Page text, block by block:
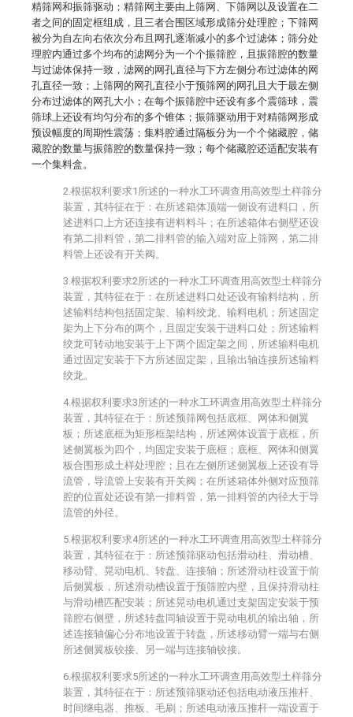
精筛网和振筛驱动；精筛网主要由上筛网、下筛网以及设置在二
者之间的固定框组成，且三者合围区域形成筛分处理腔；下筛网
被分为自左向右依次分布且网孔逐渐减小的多个过滤体；筛分处
理腔内通过多个均布的滤网分为一个个振筛腔，且振筛腔的数量
与过滤体保持一致，滤网的网孔直径与下方左侧分布过滤体的网
孔直径一致；上筛网的网孔直径小于预筛网的网孔且大于最左侧
分布过滤体的网孔大小；在每个振筛腔中还设有多个震筛球，震
筛球上还设有均匀分布的多个锥体；振筛驱动用于对精筛网形成
预设幅度的周期性震荡；集料腔通过隔板分为一个个储藏腔，储
藏腔的数量与振筛腔的数量保持一致；每个储藏腔还适配安装有
一个集料盒。
2.根据权利要求1所述的一种水工环调查用高效型土样筛分
装置，其特征在于：在所述箱体顶端一侧设有进料口，所
述进料口上方还连接有进料料斗；在所述箱体右侧壁还设
有第二排料管，第二排料管的输入端对应上筛网，第二排
料管上还设有开关阀。
3.根据权利要求2所述的一种水工环调查用高效型土样筛分
装置，其特征在于：在所述进料口处还设有输料结构，所
述输料结构包括固定架、输料绞龙、输料电机；所述固定
架为上下分布的两个，且固定安装于进料口处；所述输料
绞龙可转动地安装于上下两个固定架之间，所述输料电机
通过固定安装于下方所述固定架，且输出轴连接所述输料
绞龙。
4.根据权利要求3所述的一种水工环调查用高效型土样筛分
装置，其特征在于：所述预筛网包括底框、网体和侧翼
板；所述底框为矩形框架结构，所述网体设置于底框，所
述侧翼板为四个，均固定安装于底框；底框、网体和侧翼
板合围形成土样处理腔；且在左侧所述侧翼板上还设有导
流管，导流管上安装有开关阀；在所述箱体外侧对应预筛
腔的位置处还设有第一排料管，第一排料管的内径大于导
流管的外径。
5.根据权利要求4所述的一种水工环调查用高效型土样筛分
装置，其特征在于：所述预筛驱动包括滑动柱、滑动槽、
移动臂、晃动电机、转盘、连接轴；所述滑动柱设置于前
后侧翼板，所述滑动槽设置于预筛腔内壁，且保持滑动柱
与滑动槽匹配安装；所述晃动电机通过支架固定安装于预
筛腔右侧壁，所述转盘同轴设置于晃动电机的输出轴，所
述连接轴偏心分布地设置于转盘，所述移动臂一端与右侧
所述侧翼板铰接、另一端与连接轴铰接。
6.根据权利要求5所述的一种水工环调查用高效型土样筛分
装置，其特征在于：所述预筛驱动还包括电动液压推杆、
时间继电器、推板、毛刷；所述电动液压推杆一端设置于